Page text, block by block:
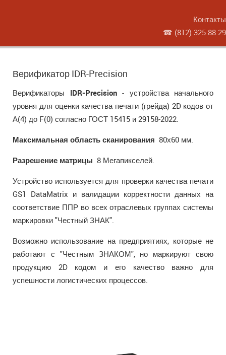
Контакты
☎ (812) 325 88 29
Верификатор IDR-Precision
Верификаторы IDR-Precision- устройства начального
уровня для оценки качества печати (грейда) 2D кодов от
А(4) до F(0) согласно ГОСТ 15415 и 29158-2022.
Максимальная область сканирования 80х60 мм.
Разрешение матрицы 8 Мегапикселей.
Устройство используется для проверки качества печати
GS1 DataMatrix и валидации корректности данных на
соответствие ППР во всех отраслевых группах системы
маркировки "Честный ЗНАК".
Возможно использование на предприятиях, которые не
работают с "Честным ЗНАКОМ", но маркируют свою
продукцию 2D кодом и его качество важно для
успешности логистических процессов.